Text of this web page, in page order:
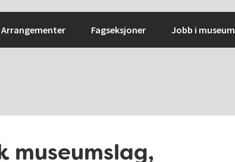
Arrangementer Fagseksjoner Jobb i museum
museumslag,